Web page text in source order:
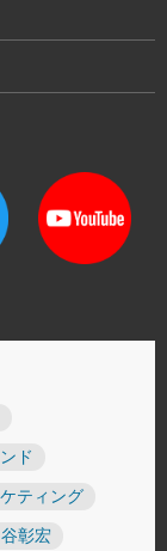
ド
ティング
彰宏